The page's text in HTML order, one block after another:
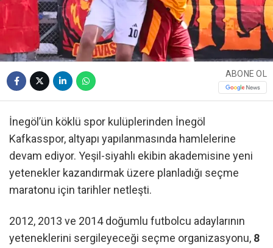
ABONE OL
İnegöl’ün köklü spor kulüplerinden İnegöl
Kafkasspor, altyapı yapılanmasında hamlelerine
devam ediyor. Yeşil-siyahlı ekibin akademisine yeni
yetenekler kazandırmak üzere planladığı seçme
maratonu için tarihler netleşti.
2012, 2013 ve 2014 doğumlu futbolcu adaylarının
yeteneklerini sergileyeceği seçme organizasyonu, 8